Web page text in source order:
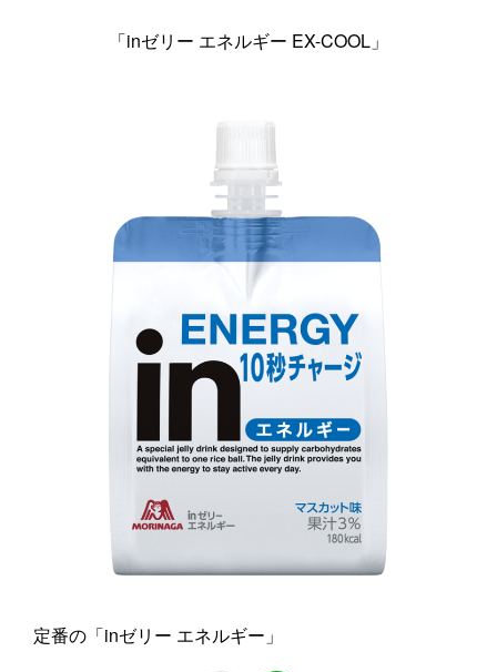
「inゼリー エネルギー EX-COOL」
定番の「inゼリー エネルギー」